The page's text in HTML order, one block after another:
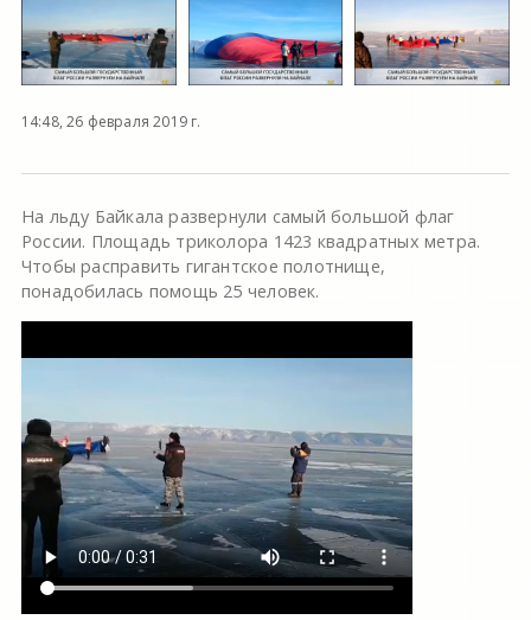
14:48, 26 февраля 2019 г.
На льду Байкала развернули самый большой флаг
России. Площадь триколора 1423 квадратных метра.
Чтобы расправить гигантское полотнище,
понадобилась помощь 25 человек.